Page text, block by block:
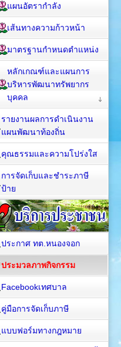
แผนอัตรากำลัง
เส้นทางความก้าวหน้า
มาตรฐานกำหนดตำแหน่ง
หลักเกณฑ์และแผนการ
บริหารพัฒนาทรัพยากร
บุคคล
รายงานผลการดำเนินงาน
แผนพัฒนาท้องถิ่น
คุณธรรมและความโปร่งใส
การจัดเก็บและชำระภาษี
ป้าย
ประกาศ ทต.หนองจอก
ประมวลภาพกิจกรรม
Facebookเทศบาล
คู่มือการจัดเก็บภาษี
แบบฟอร์มทางกฎหมาย